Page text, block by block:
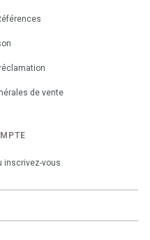
de vente
inscrivez-vous